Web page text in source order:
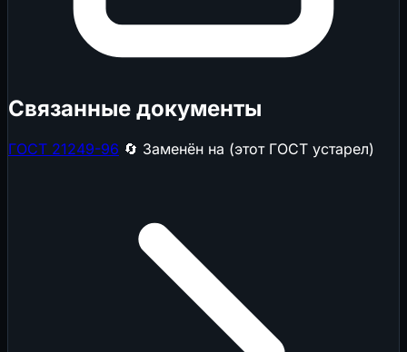
Связанные документы
ГОСТ 21249-96 🔄 Заменён на (этот ГОСТ устарел)